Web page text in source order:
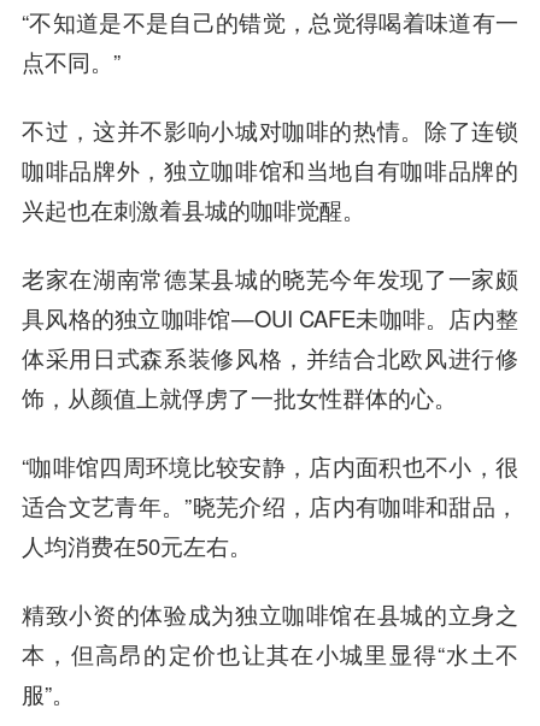
“不知道是不是自己的错觉，总觉得喝着味道有一
点不同。”
不过，这并不影响小城对咖啡的热情。除了连锁
咖啡品牌外，独立咖啡馆和当地自有咖啡品牌的
兴起也在刺激着县城的咖啡觉醒。
老家在湖南常德某县城的晓芜今年发现了一家颇
具风格的独立咖啡馆—OUI CAFE未咖啡。店内整
体采用日式森系装修风格，并结合北欧风进行修
饰，从颜值上就俘虏了一批女性群体的心。
“咖啡馆四周环境比较安静，店内面积也不小，很
适合文艺青年。”晓芜介绍，店内有咖啡和甜品，
人均消费在50元左右。
精致小资的体验成为独立咖啡馆在县城的立身之
本，但高昂的定价也让其在小城里显得“水土不
服”。